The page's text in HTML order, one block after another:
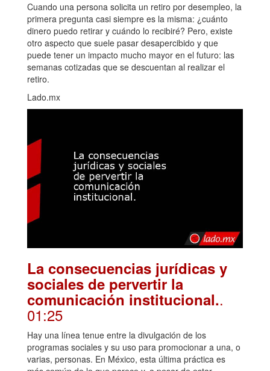
Cuando una persona solicita un retiro por desempleo, la
primera pregunta casi siempre es la misma: ¿cuánto
dinero puedo retirar y cuándo lo recibiré? Pero, existe
otro aspecto que suele pasar desapercibido y que
puede tener un impacto mucho mayor en el futuro: las
semanas cotizadas que se descuentan al realizar el
retiro.
Lado.mx
La consecuencias jurídicas y
sociales de pervertir la
comunicación institucional..
01:25
Hay una línea tenue entre la divulgación de los
programas sociales y su uso para promocionar a una, o
varias, personas. En México, esta última práctica es